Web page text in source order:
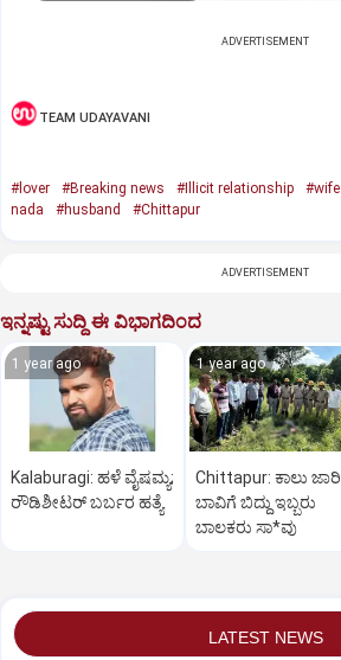
ADVERTISEMENT
TEAM UDAYAVANI
#lover #Breaking news #Illicit relationship #wife
nada
#husband #Chittapur
ADVERTISEMENT
ಇನ್ನಷ್ಟು ಸುದ್ದಿ ಈ ವಿಭಾಗದಿಂದ
1 year ago
Kalaburagi: ಹಳೆ ವೈಷಮ್ಯ;
ರೌಡಿಶೀಟರ್ ಬರ್ಬರ ಹತ್ಯೆ
1 year ago
Chittapur: ಕಾಲು ಜಾರಿ
ಬಾವಿಗೆ ಬಿದ್ದು ಇಬ್ಬರು
ಬಾಲಕರು ಸಾ*ವು
LATEST NEWS